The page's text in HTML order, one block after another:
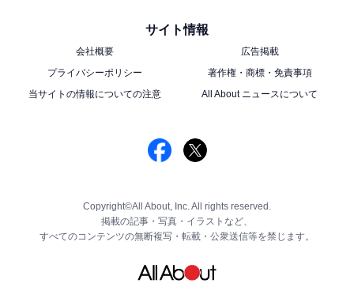
サイト情報
会社概要
広告掲載
プライバシーポリシー
著作権・商標・免責事項
当サイトの情報についての注意
All About ニュースについて
Copyright©All About, Inc. All rights reserved.
掲載の記事・写真・イラストなど、
すべてのコンテンツの無断複写・転載・公衆送信等を禁じます。